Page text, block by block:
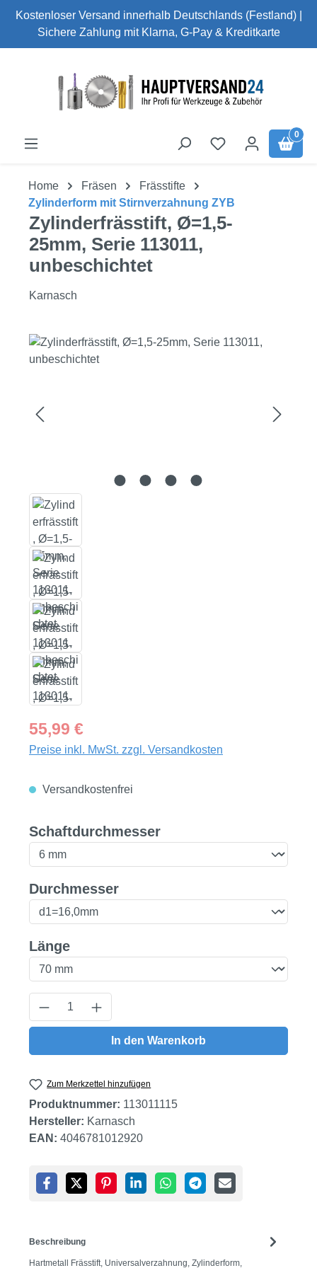
Zum Hauptinhalt springen
Kostenloser Versand innerhalb Deutschlands (Festland) |
Sichere Zahlung mit Klarna, G-Pay & Kreditkarte
0
Home Fräsen
Frässtifte
Zylinderform mit Stirnverzahnung ZYB
Zylinderfrässtift, Ø=1,5-
25mm, Serie 113011,
unbeschichtet
Karnasch
Bildergalerie überspringen
Regulärer Preis:
55,99 €
Preise inkl. MwSt. zzgl. Versandkosten
Versandkostenfrei
Schaftdurchmesserauswählen
Durchmesserauswählen
Längeauswählen
Produkt Anzahl: Gib den gewünschten
In den Warenkorb
Zum Merkzettel hinzufügen
Produktnummer: 113011115
Hersteller: Karnasch
EAN: 4046781012920
Beschreibung
Hartmetall Frässtift, Universalverzahnung, Zylinderform,